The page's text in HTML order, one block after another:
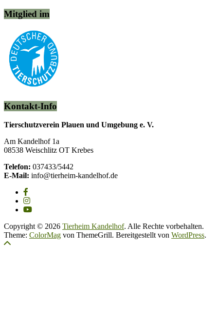
Mitglied im
Kontakt-Info
Tierschutzverein Plauen und Umgebung e. V.
Am Kandelhof 1a
08538 Weischlitz OT Krebes
Telefon: 037433/5442
E-Mail: info@tierheim-kandelhof.de
Copyright © 2026 Tierheim Kandelhof. Alle Rechte vorbehalten.
Theme: ColorMag von ThemeGrill. Bereitgestellt von WordPress.